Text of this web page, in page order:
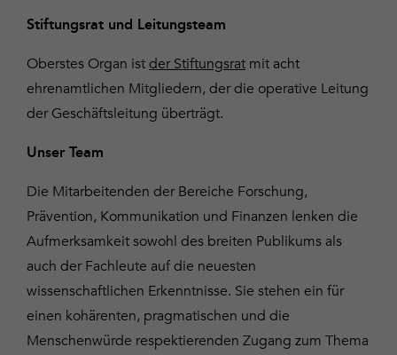
Stiftungsrat und Leitungsteam
Oberstes Organ istder Stiftungsrat mit acht
ehrenamtlichen Mitgliedern, der die operative Leitung
der Geschäftsleitung überträgt.
Unser Team
Die Mitarbeitenden der Bereiche Forschung,
Prävention, Kommunikation und Finanzen lenken die
Aufmerksamkeit sowohl des breiten Publikums als
auch der Fachleute auf die neuesten
wissenschaftlichen Erkenntnisse. Sie stehen ein für
einen kohärenten, pragmatischen und die
Menschenwürde respektierenden Zugang zum Thema